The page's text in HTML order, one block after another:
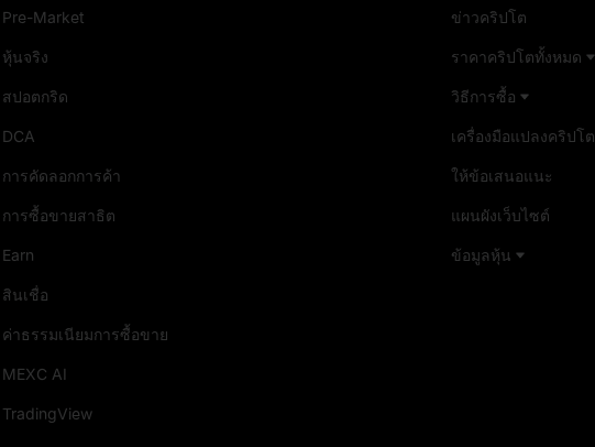
Pre-Market
หุ้นจริง
สปอตกริด
DCA
การคัดลอกการค้า
การซื้อขายสาธิต
Earn
สินเชื่อ
ค่าธรรมเนียมการซื้อขาย
MEXC AI
TradingView
ข่าวคริปโต
ราคาคริปโตทั้งหมด
วิธีการซื้อ
เครื่องมือแปลงคริปโต
ให้ข้อเสนอแนะ
แผนผังเว็บไซต์
ข้อมูลหุ้น